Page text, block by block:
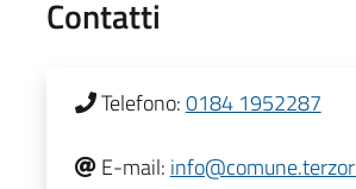
Contatti
Telefono:0184 1952287
E-mail: